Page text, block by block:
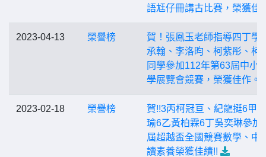
語尪仔冊講古比賽，榮獲佳
2023-04-13 榮譽榜
賀！張鳳玉老師指導四丁學
承翰、李洛昀、柯紫彤、柯
同學參加112年第63屆中小
學展覽會競賽，榮獲佳作。
2023-02-18 榮譽榜
賀!!3丙柯冠亘、紀龍挺6甲
瑜6乙黃柏霖6丁吳奕琳參加
屆超越盃全國競賽數學、中
讀素養榮獲佳績!!